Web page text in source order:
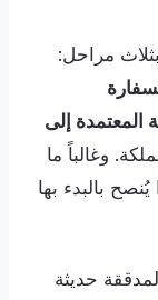
مراحل:
المعتمدة إلى
وغالباً ما
بالبدء بها
حديثة